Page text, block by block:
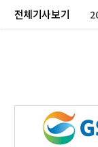
전체기사보기